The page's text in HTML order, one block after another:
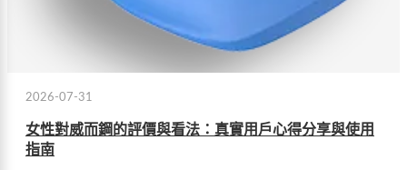
2026-07-31
女性對威而鋼的評價與看法：真實用戶心得分享與使用
指南